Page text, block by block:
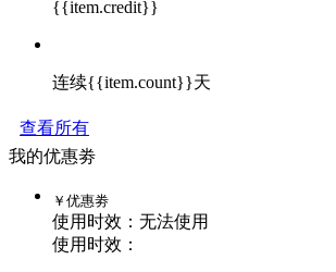
{{item.credit}}
连续{{item.count}}天
查看所有
我的优惠劵
￥ 优惠劵
使用时效： 无法使用
使用时效：